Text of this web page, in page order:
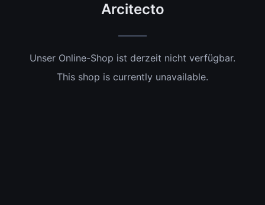
Arcitecto
Unser Online-Shop ist derzeit nicht verfügbar.
This shop is currently unavailable.